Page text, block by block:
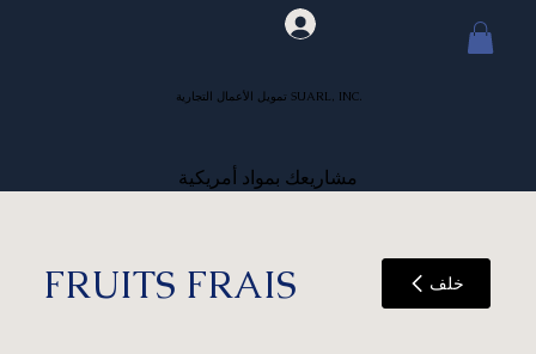
تمويل الأعمال التجارية SUARL, INC.
مشاريعك بمواد أمريكية
FRUITS FRAIS خلف